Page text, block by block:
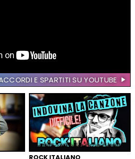
E SPARTITI SU YOUTUBE
ROCK ITALIANO